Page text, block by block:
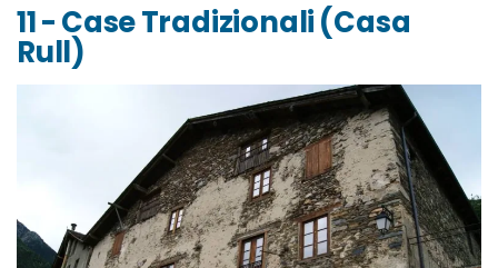
11 - Case Tradizionali (Casa
Rull)